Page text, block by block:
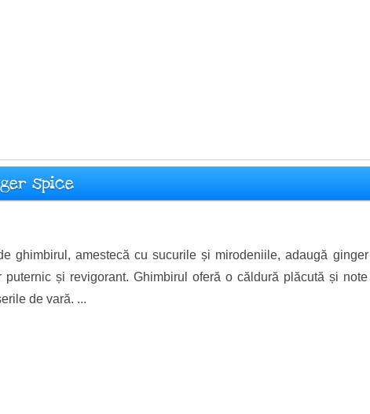
spice
ghimbirul, amestecă cu sucurile și mirodeniile, adaugă
puternic și revigorant. Ghimbirul oferă o căldură plăcută și
de vară. ...